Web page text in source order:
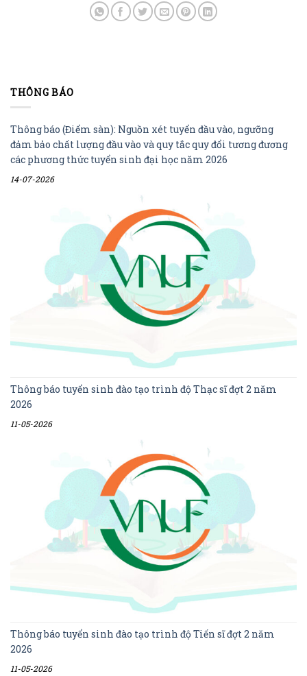
THÔNG BÁO
Thông báo (Điểm sàn): Nguồn xét tuyển đầu vào, ngưỡng
đảm bảo chất lượng đầu vào và quy tắc quy đổi tương đương
các phương thức tuyển sinh đại học năm 2026
14-07-2026
Thông báo tuyển sinh đào tạo trình độ Thạc sĩ đợt 2 năm
2026
11-05-2026
Thông báo tuyển sinh đào tạo trình độ Tiến sĩ đợt 2 năm
2026
11-05-2026